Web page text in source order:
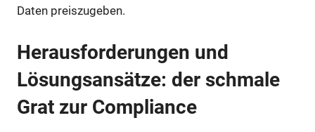
Daten preiszugeben.
Herausforderungen und
Lösungsansätze: der schmale
Grat zur Compliance